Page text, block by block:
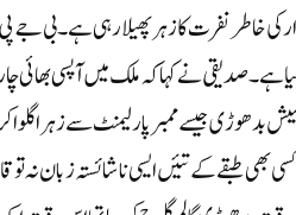
خاطر نفرت کا زہر پھیلا رہی ہے۔ بی جے
ہے۔صدیقی نے کہا کہ ملک میں آپسی بھائی
جیسے ممبر پارلیمنٹ سے زہر اگلوا
کے تئیں ایسی ناشائستہ زبان نہ تو